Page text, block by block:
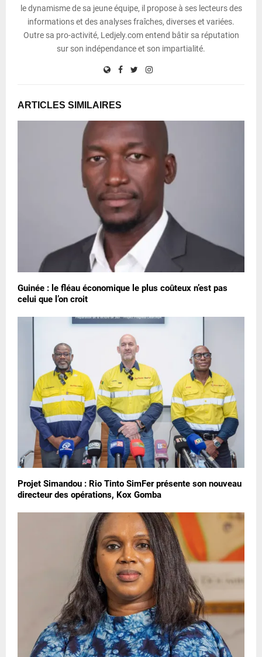
le dynamisme de sa jeune équipe, il propose à ses lecteurs des
informations et des analyses fraîches, diverses et variées.
Outre sa pro-activité, Ledjely.com entend bâtir sa réputation
sur son indépendance et son impartialité.
ARTICLES SIMILAIRES
Guinée : le fléau économique le plus coûteux n’est pas
celui que l’on croit
Projet Simandou : Rio Tinto SimFer présente son nouveau
directeur des opérations, Kox Gomba